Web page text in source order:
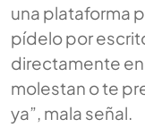
una plataforma
pídelo por
directamente
molestan o te
ya”, mala señal.